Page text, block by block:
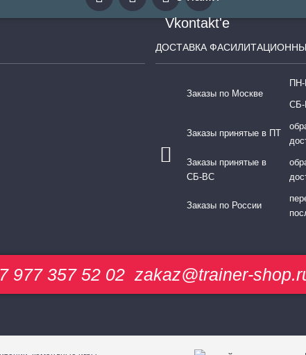
ДОСТАВКА
Заказы по Москве
ПН-
СБ-
Заказы принятые в ПТ
Заказы принятые в
СБ-ВС
Заказы по России
977 357 52 02 zakaz@trainer-